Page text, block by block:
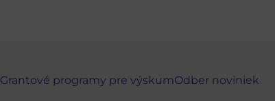
Grantové programy pre výskumOdber noviniek